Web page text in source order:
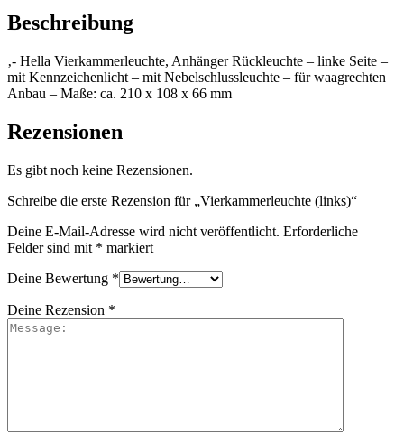
Beschreibung
‚- Hella Vierkammerleuchte, Anhänger Rückleuchte – linke Seite –
mit Kennzeichenlicht – mit Nebelschlussleuchte – für waagrechten
Anbau – Maße: ca. 210 x 108 x 66 mm
Rezensionen
Es gibt noch keine Rezensionen.
Schreibe die erste Rezension für „Vierkammerleuchte (links)“
Deine E-Mail-Adresse wird nicht veröffentlicht. Erforderliche
Felder sind mit * markiert
Deine Bewertung *
Deine Rezension *